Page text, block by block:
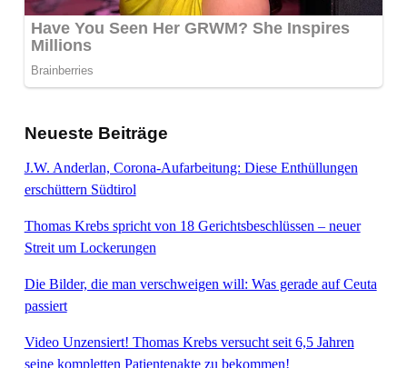
Neueste Beiträge
J.W. Anderlan, Corona-Aufarbeitung: Diese Enthüllungen
erschüttern Südtirol
Thomas Krebs spricht von 18 Gerichtsbeschlüssen – neuer
Streit um Lockerungen
Die Bilder, die man verschweigen will: Was gerade auf Ceuta
passiert
Video Unzensiert! Thomas Krebs versucht seit 6,5 Jahren
seine kompletten Patientenakte zu bekommen!